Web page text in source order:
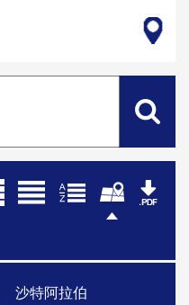
沙特阿拉伯